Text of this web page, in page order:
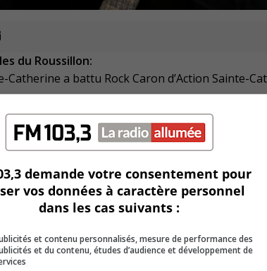
du Roussillon:
a battu Rock Caron d’Action Sainte-
mandat.
Judith Bujold et Marie Levert) ont été
avec France Gendron
demande votre consentement pour
vos données à caractère personnel
dans les cas suivants :
et contenu personnalisés, mesure de performance des
et du contenu, études d’audience et développement de